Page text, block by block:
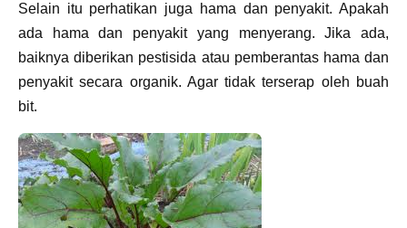
Selain itu perhatikan juga hama dan penyakit. Apakah
ada hama dan penyakit yang menyerang. Jika ada,
baiknya diberikan pestisida atau pemberantas hama dan
penyakit secara organik. Agar tidak terserap oleh buah
bit.